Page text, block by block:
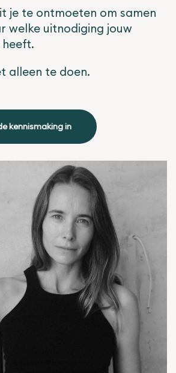
je te ontmoeten om samen
welke uitnodiging jouw
alleen te doen.
kennismaking in